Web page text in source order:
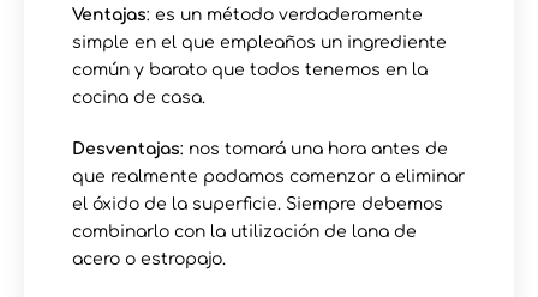
Ventajas: es un método verdaderamente
simple en el que empleaños un ingrediente
común y barato que todos tenemos en la
cocina de casa.
Desventajas: nos tomará una hora antes de
que realmente podamos comenzar a eliminar
el óxido de la superficie. Siempre debemos
combinarlo con la utilización de lana de
acero o estropajo.